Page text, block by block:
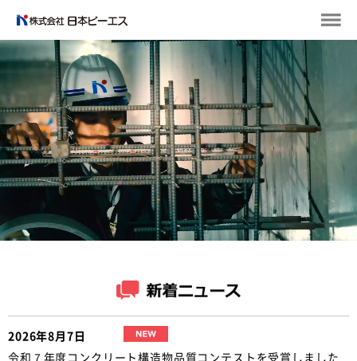
2026年8月7日
令和７年度コンクリート構造物品質コンテストを受賞しました